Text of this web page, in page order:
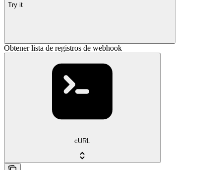
Try it
Obtener lista de registros de webhook
cURL